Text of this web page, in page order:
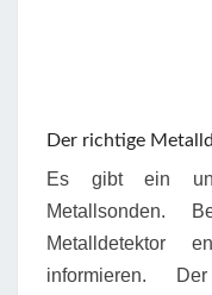
Der richtige
Es gibt ein
Metallsonden.
Metalldetektor
informieren.